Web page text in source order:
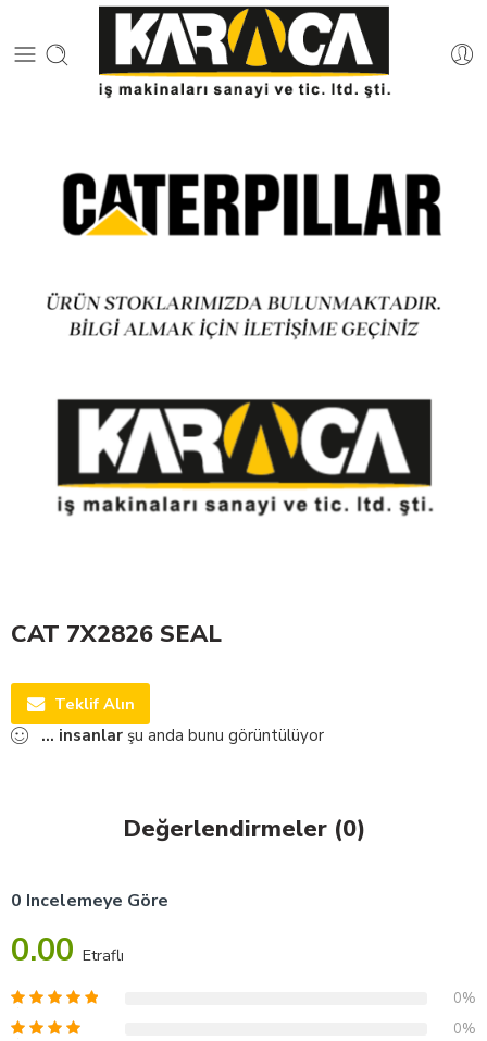
CAT 7X2826 SEAL
Teklif Alın
... insanlar şu anda bunu görüntülüyor
Değerlendirmeler (0)
0 Incelemeye Göre
0.00 Etraflı
0%
0%